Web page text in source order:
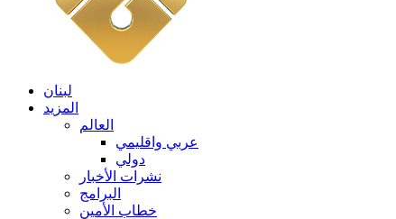
لبنان
المزيد
العالم
عربي واقليمي
دولي
نشرات الأخبار
البرامج
خطاب الأمين